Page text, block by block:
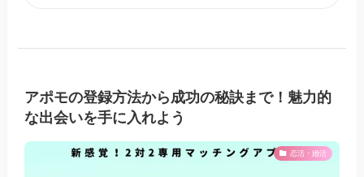
アポモの登録方法から成功の秘訣まで！魅力的
な出会いを手に入れよう
恋活・婚活